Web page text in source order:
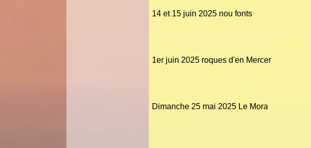
14 et 15 juin 2025 nou fonts
1er juin 2025 roques d'en Mercer
Dimanche 25 mai 2025 Le Mora